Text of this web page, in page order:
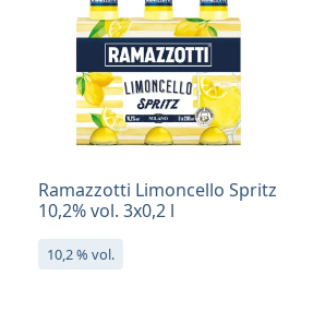
Ramazzotti Limoncello Spritz
10,2% vol. 3x0,2 l
10,2 % vol.